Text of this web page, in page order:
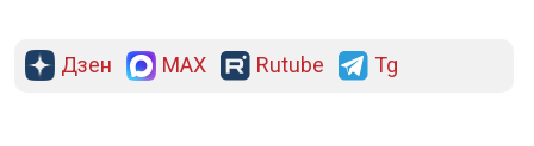
Дзен MAX Rutube Tg